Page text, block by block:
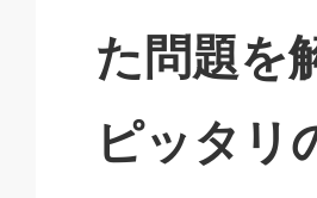
た問題を
ピッタリ